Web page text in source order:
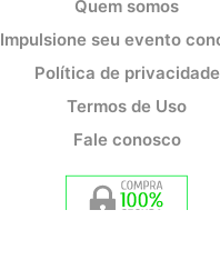
Quem somos
Impulsione seu evento
Política de privacidade
Termos de Uso
Fale conosco